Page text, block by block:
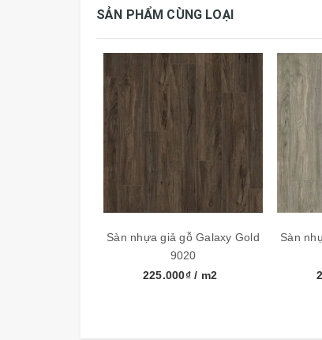
Thương hiệu Galaxy
Kích thước 914.4mm
Đóng gói 24 tấm,
Hàn Quốc
Nước sản xuất
SẢN PHẨM CÙNG LOẠI
Sàn nhựa giả gỗ Galaxy Gold
9020
225.000₫/ m2
Sàn